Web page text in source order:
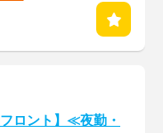
フロント】≪夜勤・